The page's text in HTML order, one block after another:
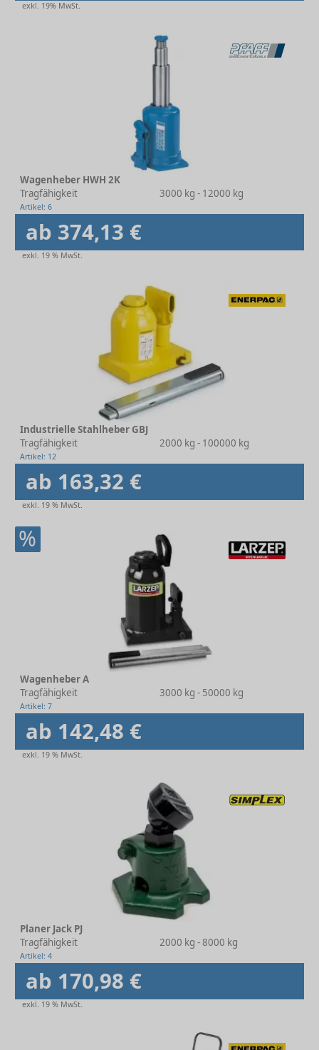
exkl. 19% MwSt.
Wagenheber HWH 2K
Tragfähigkeit
3000 kg - 12000 kg
Artikel: 6
ab 374,13 €
exkl. 19 % MwSt.
Industrielle Stahlheber GBJ
Tragfähigkeit
2000 kg - 100000 kg
Artikel: 12
ab 163,32 €
exkl. 19 % MwSt.
%
Wagenheber A
Tragfähigkeit
3000 kg - 50000 kg
Artikel: 7
ab 142,48 €
exkl. 19 % MwSt.
Planer Jack PJ
Tragfähigkeit
2000 kg - 8000 kg
Artikel: 4
ab 170,98 €
exkl. 19 % MwSt.